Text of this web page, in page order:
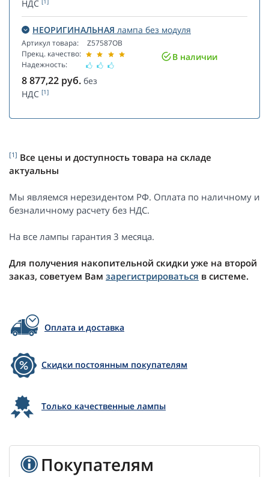
НДС
НЕОРИГИНАЛЬНАЯ лампа без модуля
Артикул товара:
Прекц. качество:
Надежность:
Z57587OB
В наличии
8 877,22 руб. без
НДС [1]
[1] Все цены и доступность товара на складе
актуальны
Мы являемся нерезидентом РФ. Оплата по наличному и
безналичному расчету без НДС.
На все лампы гарантия 3 месяца.
Для получения накопительной скидки уже на второй
заказ, советуем Вам зарегистрироваться в системе.
Оплата и доставка
Скидки постоянным покупателям
Только качественные лампы
Покупателям